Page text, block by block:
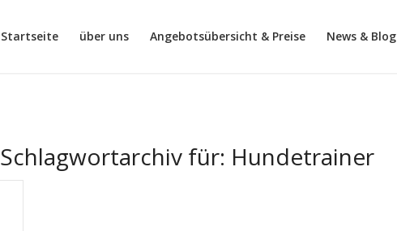
Startseite über uns Angebotsübersicht & Preise News & Blog
Schlagwortarchiv für: Hundetrainer